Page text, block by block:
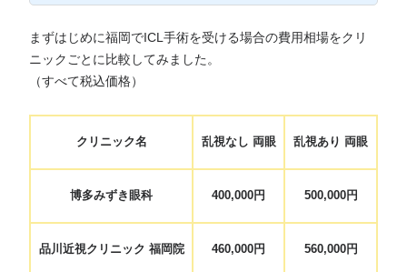
まずはじめに福岡でICL手術を受ける場合の費用相場をクリ
ニックごとに比較してみました。
（すべて税込価格）
クリニック名 乱視なし 両眼 乱視あり 両眼
博多みずき眼科 400,000円 500,000円
品川近視クリニック 福岡院 460,000円 560,000円